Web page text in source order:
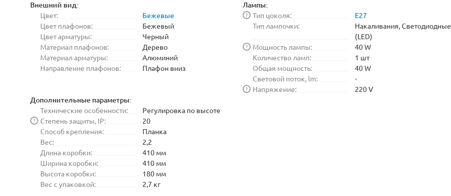
Внешний вид:
Цвет:
Бежевые
Цвет плафонов:
Бежевый
Цвет арматуры:
Черный
Материал плафонов:
Дерево
Материал арматуры:
Алюминий
Направление плафонов:
Плафон вниз
Лампы:
Тип цоколя:
?
E27
Тип лампочки:
Накаливания, Светодиодные
(LED)
Мощность лампы:
?
40 W
Количество ламп:
1 шт
Общая мощность:
40 W
Световой поток, lm:
-
Напряжение:
? 220 V
Дополнительные параметры:
Технические особенности:
Регулировка по высоте
Степень защиты, IP:
?
20
Способ крепления:
Планка
Вес:
2,2
Длина коробки:
410 мм
Ширина коробки:
410 мм
Высота коробки:
180 мм
Вес с упаковкой:
2,7 кг